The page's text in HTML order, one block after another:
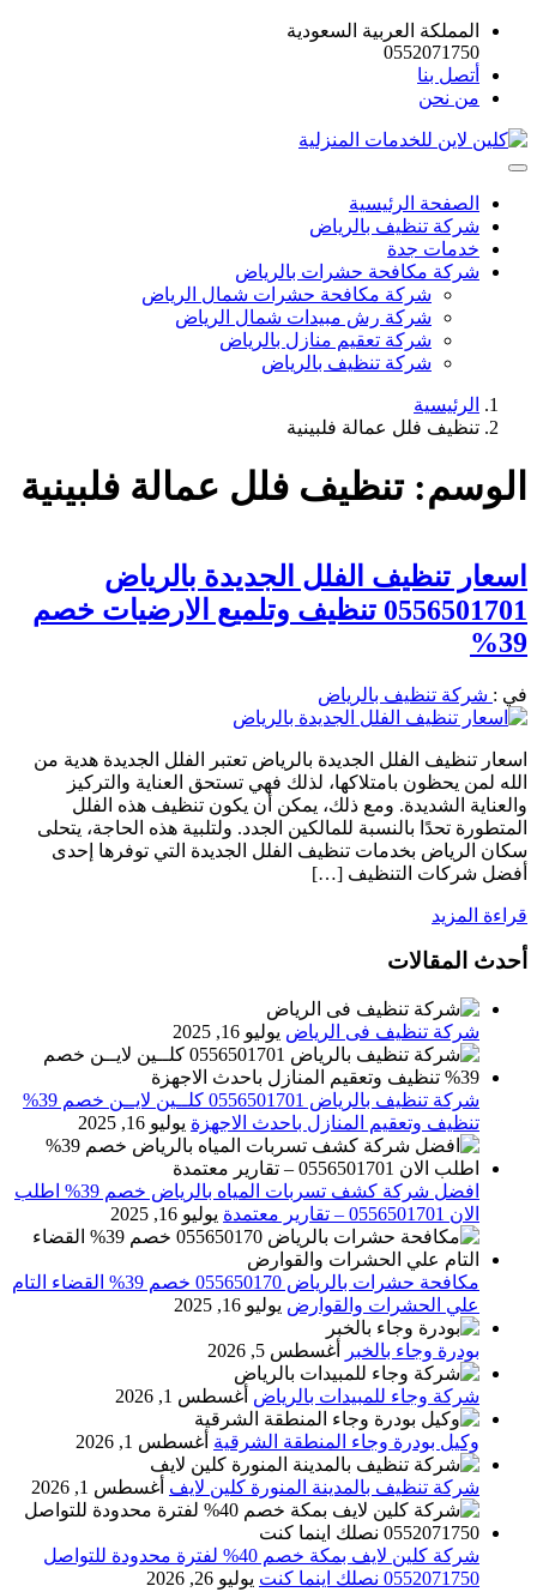
المملكة العربية السعودية
0552071750
أتصل بنا
من نحن
الصفحة الرئيسية
شركة تنظيف بالرياض
خدمات جدة
شركة مكافحة حشرات بالرياض
شركة مكافحة حشرات شمال الرياض
شركة رش مبيدات شمال الرياض
شركة تعقيم منازل بالرياض
شركة تنظيف بالرياض
الرئيسية
تنظيف فلل عمالة فلبينية
الوسم:تنظيف فلل عمالة فلبينية
اسعار تنظيف الفلل الجديدة بالرياض
0556501701 تنظيف وتلميع الارضيات خصم
39%
في : شركة تنظيف بالرياض
اسعار تنظيف الفلل الجديدة بالرياض تعتبر الفلل الجديدة هدية من
الله لمن يحظون بامتلاكها، لذلك فهي تستحق العناية والتركيز
والعناية الشديدة. ومع ذلك، يمكن أن يكون تنظيف هذه الفلل
المتطورة تحدًا بالنسبة للمالكين الجدد. ولتلبية هذه الحاجة، يتحلى
سكان الرياض بخدمات تنظيف الفلل الجديدة التي توفرها إحدى
أفضل شركات التنظيف […]
قراءة المزيد
أحدث المقالات
شركة تنظيف فى الرياض يوليو 16, 2025
شركة تنظيف بالرياض 0556501701 كلــين لايــن خصم 39%
تنظيف وتعقيم المنازل باحدث الاجهزة يوليو 16, 2025
افضل شركة كشف تسربات المياه بالرياض خصم 39% اطلب
الان 0556501701‬‏ – تقارير معتمدة
يوليو 16, 2025
مكافحة حشرات بالرياض 055650170 خصم 39% القضاء التام
علي الحشرات والقوارض يوليو 16, 2025
بودرة وجاء بالخبر أغسطس 5, 2026
شركة وجاء للمبيدات بالرياض أغسطس 1, 2026
وكيل بودرة وجاء المنطقة الشرقية أغسطس 1, 2026
شركة تنظيف بالمدينة المنورة كلين لايف أغسطس 1, 2026
شركة كلين لايف بمكة خصم 40% لفترة محدودة للتواصل
0552071750 نصلك اينما كنت
يوليو 26, 2026